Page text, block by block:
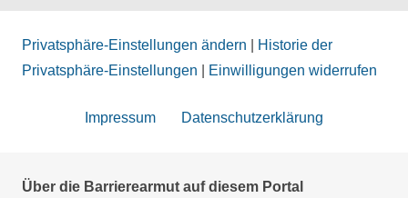
Privatsphäre-Einstellungen ändern
Historie der
Privatsphäre-Einstellungen
Einwilligungen widerrufen
Impressum Datenschutzerklärung
Über die Barrierearmut auf diesem Portal